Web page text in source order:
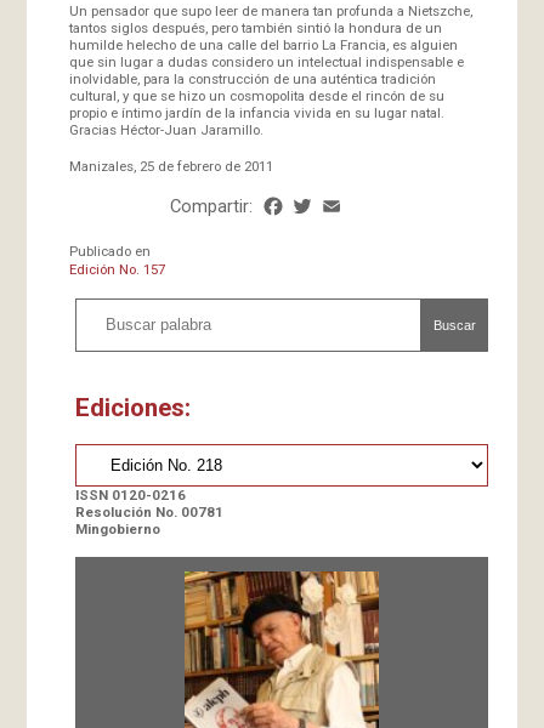
Un pensador que supo leer de manera tan profunda a Nietszche,
tantos siglos después, pero también sintió la hondura de un
humilde helecho de una calle del barrio La Francia, es alguien
que sin lugar a dudas considero un intelectual indispensable e
inolvidable, para la construcción de una auténtica tradición
cultural, y que se hizo un cosmopolita desde el rincón de su
propio e íntimo jardín de la infancia vivida en su lugar natal.
Gracias Héctor-Juan Jaramillo.
Manizales, 25 de febrero de 2011
Compartir: Facebook
Twitter
Publicado en
Edición No. 157
Buscar
Ediciones:
ISSN 0120-0216
Resolución No. 00781
Mingobierno